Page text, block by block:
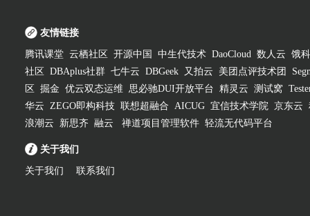
友情链接
腾讯课堂 云栖社区 开源中国 中生代技术 DaoCloud 数人云 饿
社区
DBAplus社群 七牛云 DBGeek 又拍云 美团点评技术团
区
掘金 优云双态运维 思必驰DUI开放平台 精灵云 测试窝
华云 ZEGO即构科技 联想超融合 AICUG 宜信技术学院 京东云
浪潮云
新思齐 融云 禅道项目管理软件 轻流无代码平台
关于我们
关于我们 联系我们